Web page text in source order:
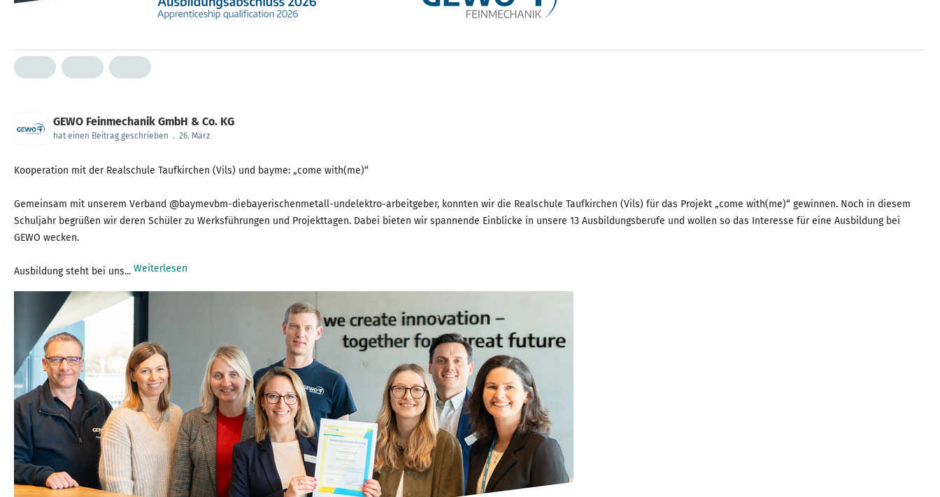
GEWO Feinmechanik GmbH & Co. KG
hat einen Beitrag geschrieben . 26. März
Kooperation mit der Realschule Taufkirchen (Vils) und bayme: „come with(me)“
Gemeinsam mit unserem Verband @baymevbm-diebayerischenmetall-undelektro-arbeitgeber, konnten wir die Realschule Taufkirchen (Vils) für das Projekt „come with(me)“ gewinnen. Noch in diesem
Schuljahr begrüßen wir deren Schüler zu Werksführungen und Projekttagen. Dabei bieten wir spannende Einblicke in unsere 13 Ausbildungsberufe und wollen so das Interesse für eine Ausbildung bei
GEWO wecken.
Ausbildung steht bei uns... Weiterlesen